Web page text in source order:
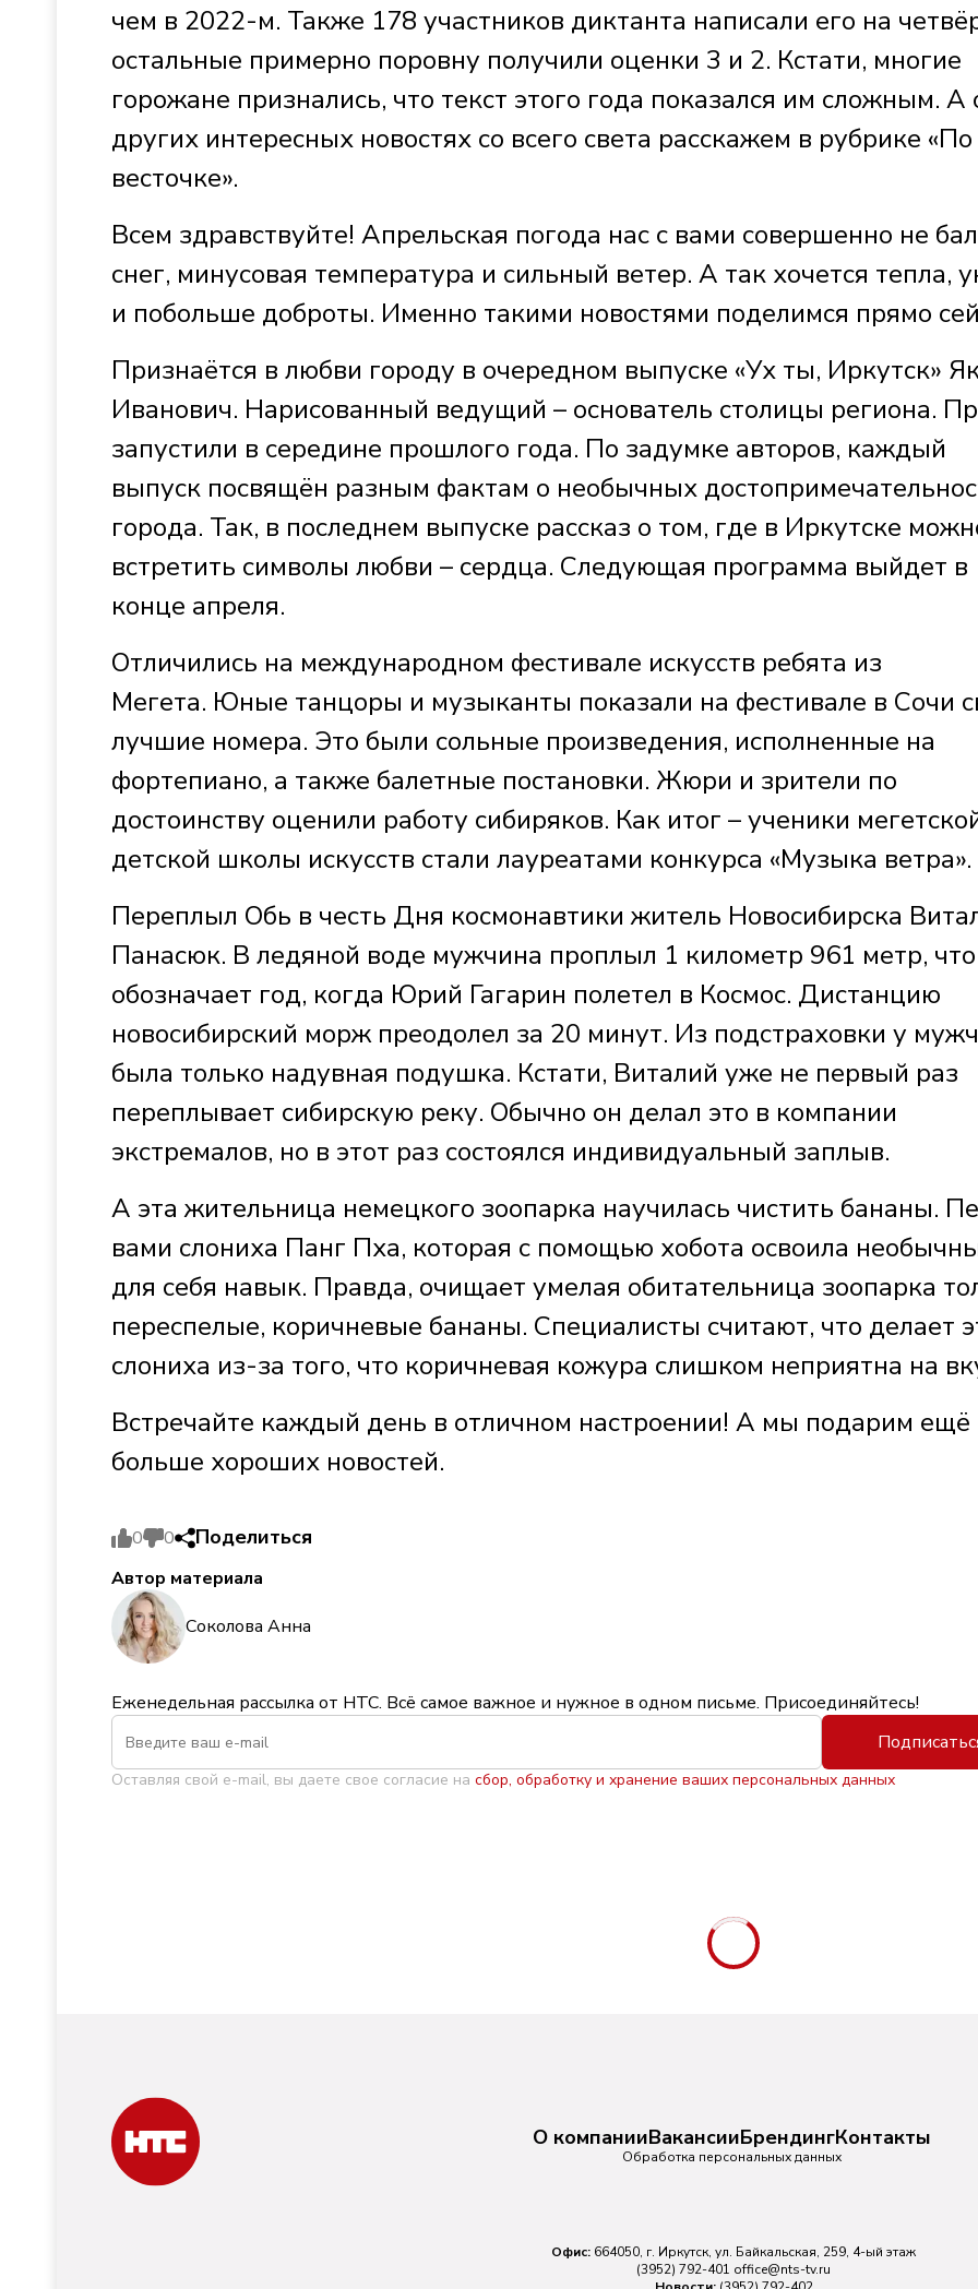
чем в 2022-м. Также 178 участников диктанта написали его на
остальные примерно поровну получили оценки 3 и 2. Кстати, многие
горожане признались, что текст этого года показался им сложным. А
других интересных новостях со всего света расскажем в рубрике «По
весточке».
Всем здравствуйте! Апрельская погода нас с вами совершенно не
снег, минусовая температура и сильный ветер. А так хочется тепла,
и побольше доброты. Именно такими новостями поделимся прямо
Признаётся в любви городу в очередном выпуске «Ух ты, Иркутск»
Иванович. Нарисованный ведущий – основатель столицы региона.
запустили в середине прошлого года. По задумке авторов, каждый
выпуск посвящён разным фактам о необычных
города. Так, в последнем выпуске рассказ о том, где в Иркутске
встретить символы любви – сердца. Следующая программа выйдет в
конце апреля.
Отличились на международном фестивале искусств ребята из
Мегета. Юные танцоры и музыканты показали на фестивале в Сочи
лучшие номера. Это были сольные произведения, исполненные на
фортепиано, а также балетные постановки. Жюри и зрители по
достоинству оценили работу сибиряков. Как итог – ученики
детской школы искусств стали лауреатами конкурса «Музыка ветра».
Переплыл Обь в честь Дня космонавтики житель Новосибирска
Панасюк. В ледяной воде мужчина проплыл 1 километр 961 метр, что
обозначает год, когда Юрий Гагарин полетел в Космос. Дистанцию
новосибирский морж преодолел за 20 минут. Из подстраховки у
была только надувная подушка. Кстати, Виталий уже не первый раз
переплывает сибирскую реку. Обычно он делал это в компании
экстремалов, но в этот раз состоялся индивидуальный заплыв.
А эта жительница немецкого зоопарка научилась чистить бананы.
вами слониха Панг Пха, которая с помощью хобота освоила
для себя навык. Правда, очищает умелая обитательница зоопарка
переспелые, коричневые бананы. Специалисты считают, что делает
слониха из-за того, что коричневая кожура слишком неприятна на
Встречайте каждый день в отличном настроении! А мы подарим ещё
больше хороших новостей.
0 0 Поделиться
Автор материала
Соколова Анна
Еженедельная рассылка от НТС. Всё самое важное и нужное в одном письме. Присоединяйтесь!
Оставляя свой e-mail, вы даете свое согласие на сбор, обработку и хранение ваших персональных данных
О компанииВакансииБрендингКонтакты
Обработка персональных данных
Офис: 664050, г. Иркутск, ул. Байкальская, 259, 4-ый этаж
(3952) 792-401 office@nts-tv.ru